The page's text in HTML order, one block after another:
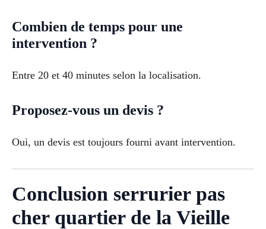
Combien de temps pour une
intervention ?
Entre 20 et 40 minutes selon la localisation.
Proposez-vous un devis ?
Oui, un devis est toujours fourni avant intervention.
Conclusion serrurier pas
cher quartier de la Vieille